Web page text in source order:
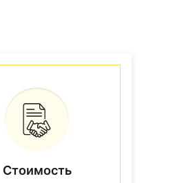
Стоимость